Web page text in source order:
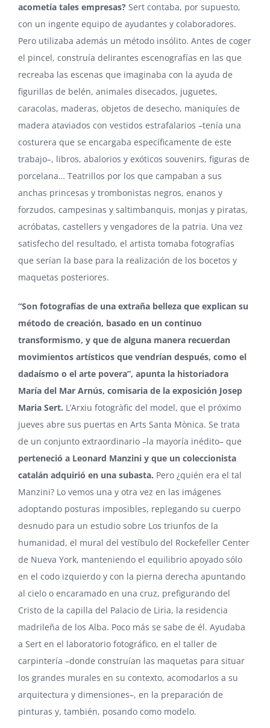
acometía tales empresas? Sert contaba, por supuesto,
con un ingente equipo de ayudantes y colaboradores.
Pero utilizaba además un método insólito. Antes de coger
el pincel, construía delirantes escenografías en las que
recreaba las escenas que imaginaba con la ayuda de
figurillas de belén, animales disecados, juguetes,
caracolas, maderas, objetos de desecho, maniquíes de
madera ataviados con vestidos estrafalarios –tenía una
costurera que se encargaba específicamente de este
trabajo–, libros, abalorios y exóticos souvenirs, figuras de
porcelana… Teatrillos por los que campaban a sus
anchas princesas y trombonistas negros, enanos y
forzudos, campesinas y saltimbanquis, monjas y piratas,
acróbatas, castellers y vengadores de la patria. Una vez
satisfecho del resultado, el artista tomaba fotografías
que serían la base para la realización de los bocetos y
maquetas posteriores.
“Son fotografías de una extraña belleza que explican su
método de creación, basado en un continuo
transformismo, y que de alguna manera recuerdan
movimientos artísticos que vendrían después, como el
dadaísmo o el arte povera”, apunta la historiadora
María del Mar Arnús, comisaria de la exposición Josep
Maria Sert. L’Arxiu fotogràfic del model, que el próximo
jueves abre sus puertas en Arts Santa Mònica. Se trata
de un conjunto extraordinario –la mayoría inédito– que
perteneció a Leonard Manzini y que un coleccionista
catalán adquirió en una subasta. Pero ¿quién era el tal
Manzini? Lo vemos una y otra vez en las imágenes
adoptando posturas imposibles, replegando su cuerpo
desnudo para un estudio sobre Los triunfos de la
humanidad, el mural del vestíbulo del Rockefeller Center
de Nueva York, manteniendo el equilibrio apoyado sólo
en el codo izquierdo y con la pierna derecha apuntando
al cielo o encaramado en una cruz, prefigurando del
Cristo de la capilla del Palacio de Liria, la residencia
madrileña de los Alba. Poco más se sabe de él. Ayudaba
a Sert en el laboratorio fotográfico, en el taller de
carpintería –donde construían las maquetas para situar
los grandes murales en su contexto, acomodarlos a su
arquitectura y dimensiones–, en la preparación de
pinturas y, también, posando como modelo.